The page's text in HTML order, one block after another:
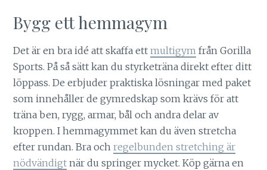
Bygg ett hemmagym
Det är en bra idé att skaffa ettmultigym från Gorilla
Sports. På så sätt kan du styrketräna direkt efter ditt
löppass. De erbjuder praktiska lösningar med paket
som innehåller de gymredskap som krävs för att
träna ben, rygg, armar, bål och andra delar av
kroppen. I hemmagymmet kan du även stretcha
efter rundan. Bra ochregelbunden stretching är
nödvändigt när du springer mycket. Köp gärna en